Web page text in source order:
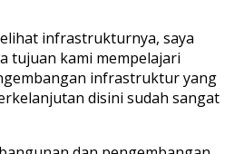
infrastrukturnya, saya
tujuan kami mempelajari
infrastruktur yang
disini sudah sangat